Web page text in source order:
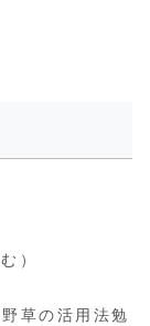
）
草の活用法勉